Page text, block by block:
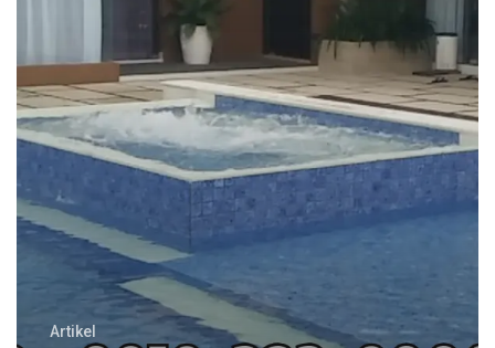
GREEN
Artikel